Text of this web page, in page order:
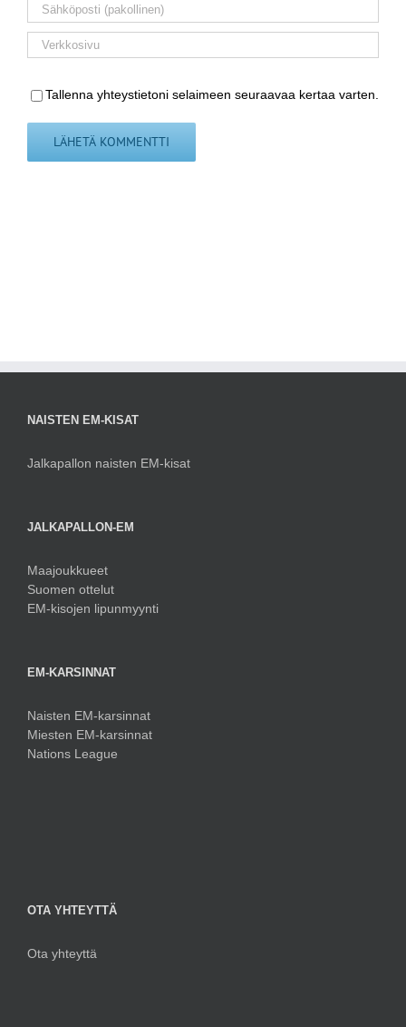
Tallenna yhteystietoni selaimeen seuraavaa kertaa varten.
NAISTEN EM-KISAT
Jalkapallon naisten EM-kisat
JALKAPALLON-EM
Maajoukkueet
Suomen ottelut
EM-kisojen lipunmyynti
EM-KARSINNAT
Naisten EM-karsinnat
Miesten EM-karsinnat
Nations League
OTA YHTEYTTÄ
Ota yhteyttä